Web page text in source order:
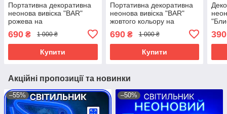
Портативна декоративна
неонова вивіска "BAR"
рожева на
батарейках/USB 29*14.5*2
см
690 ₴ 1 000 ₴
Купити
Портативна декоративна
неонова вивіска "BAR"
жовтого кольору на
батарейках/USB 29*14.5*2
см
690₴ 1 000 ₴
Купити
390
Акційні пропозиції та новинки
–55% –50%